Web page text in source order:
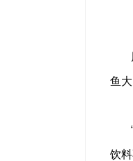
鱼
饮